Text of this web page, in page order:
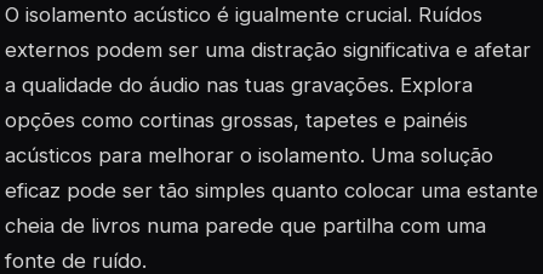
O isolamento acústico é igualmente crucial. Ruídos
externos podem ser uma distração significativa e afetar
a qualidade do áudio nas tuas gravações. Explora
opções como cortinas grossas, tapetes e painéis
acústicos para melhorar o isolamento. Uma solução
eficaz pode ser tão simples quanto colocar uma estante
cheia de livros numa parede que partilha com uma
fonte de ruído.